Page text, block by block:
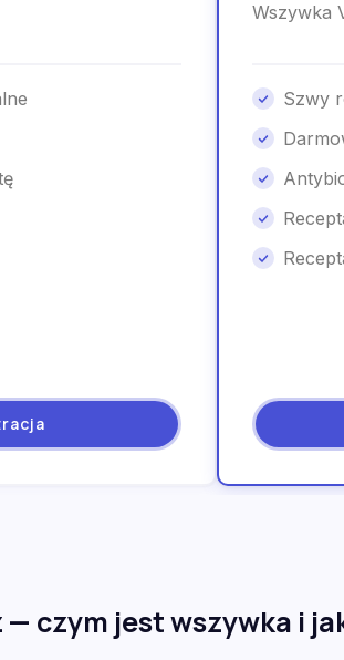
Wszywka
Szwy
— czym jest wszywka i